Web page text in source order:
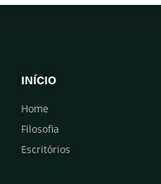
INÍCIO
Home
Filosofia
Escritórios